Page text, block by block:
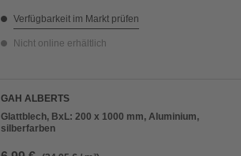
Verfügbarkeit im Markt prüfen
Nicht online erhältlich
GAH ALBERTS
Glattblech, BxL: 200 x 1000 mm, Aluminium,
silberfarben